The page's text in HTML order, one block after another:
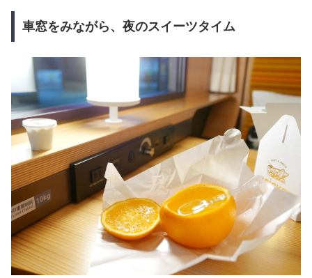
車窓をみながら、夜のスイーツタイム